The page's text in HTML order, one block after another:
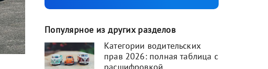
Популярное из других разделов
Категории водительских
прав 2026: полная таблица с